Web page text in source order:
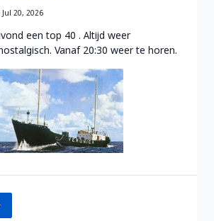
Jul 20, 2026
een top 40 . Altijd weer
Vanaf 20:30 weer te horen.